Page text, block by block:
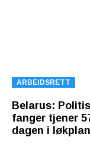
ARBEIDSRETT
Belarus:
fanger tjener
dagen i